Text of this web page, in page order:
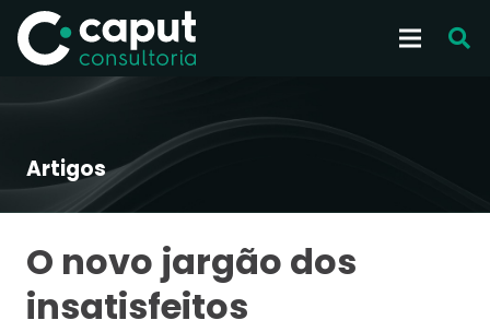
Artigos
O novo jargão dos
insatisfeitos